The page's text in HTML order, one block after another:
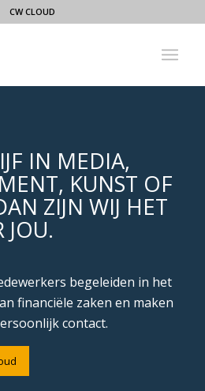
CW CLOUD
IN MEDIA,
KUNST OF
ZIJN WIJ HET
JOU.
begeleiden in het
financiële zaken en maken
contact.